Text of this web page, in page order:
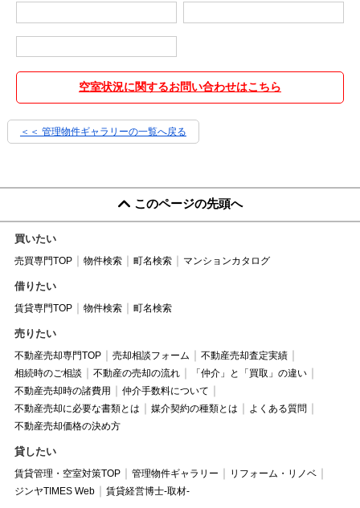
空室状況に関するお問い合わせはこちら
＜＜ 管理物件ギャラリーの一覧へ戻る
このページの先頭へ
買いたい
売買専門TOP 物件検索 町名検索 マンションカタログ
借りたい
賃貸専門TOP 物件検索 町名検索
売りたい
不動産売却専門TOP 売却相談フォーム
不動産売却査定実績
相続時のご相談
不動産の売却の流れ
「仲介」と「買取」の違い
不動産売却時の諸費用
仲介手数料について
不動産売却に必要な書類とは
媒介契約の種類とは
よくある質問
不動産売却価格の決め方
貸したい
賃貸管理・空室対策TOP 管理物件ギャラリー
リフォーム・リノベ
ジンヤTIMES Web
賃貸経営博士-取材-